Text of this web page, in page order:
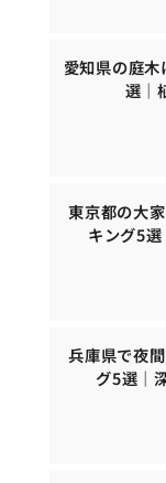
愛知県の庭
選｜
東京都の大
キング5
兵庫県で夜
グ5選｜